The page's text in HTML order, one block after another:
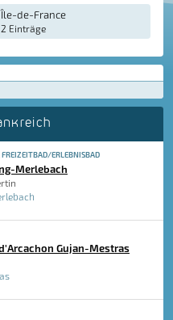
Île-de-France
2 Einträge
ERLEBNISBAD
Merlebach
Gujan-Mestras